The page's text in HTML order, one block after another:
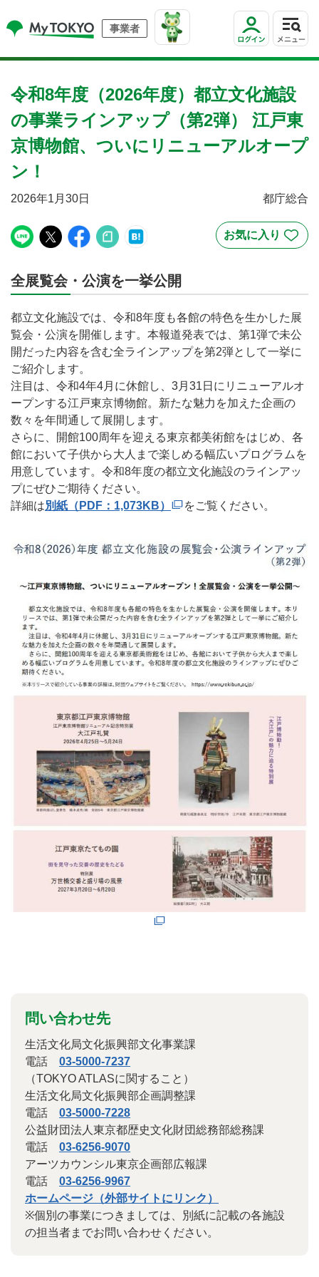
事業者
令和8年度（2026年度）都立文化施設
の事業ラインアップ（第2弾） 江戸東
京博物館、ついにリニューアルオープ
ン！
2026年1月30日 都庁総合
全展覧会・公演を一挙公開
都立文化施設では、令和8年度も各館の特色を生かした展
覧会・公演を開催します。本報道発表では、第1弾で未公
開だった内容を含む全ラインアップを第2弾として一挙に
ご紹介します。
注目は、令和4年4月に休館し、3月31日にリニューアルオ
ープンする江戸東京博物館。新たな魅力を加えた企画の
数々を年間通して展開します。
さらに、開館100周年を迎える東京都美術館をはじめ、各
館において子供から大人まで楽しめる幅広いプログラムを
用意しています。令和8年度の都立文化施設のラインアッ
プにぜひご期待ください。
詳細は別紙（PDF：1,073KB） をご覧ください。
問い合わせ先
生活文化局文化振興部文化事業課
電話 03-5000-7237
（TOKYO ATLASに関すること）
生活文化局文化振興部企画調整課
電話 03-5000-7228
公益財団法人東京都歴史文化財団総務部総務課
電話 03-6256-9070
アーツカウンシル東京企画部広報課
電話 03-6256-9967
ホームページ（外部サイトにリンク）
※個別の事業につきましては、別紙に記載の各施設
の担当者までお問い合わせください。